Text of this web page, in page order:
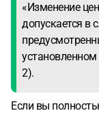
«Изменение
допускается в
2).
Если вы